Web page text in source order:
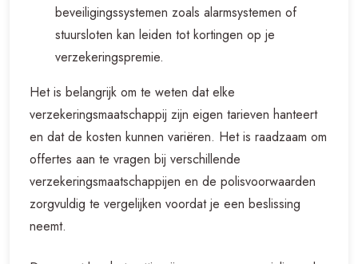
beveiligingssystemen zoals alarmsystemen of
stuursloten kan leiden tot kortingen op je
verzekeringspremie.
Het is belangrijk om te weten dat elke
verzekeringsmaatschappij zijn eigen tarieven hanteert
en dat de kosten kunnen variëren. Het is raadzaam om
offertes aan te vragen bij verschillende
verzekeringsmaatschappijen en de polisvoorwaarden
zorgvuldig te vergelijken voordat je een beslissing
neemt.